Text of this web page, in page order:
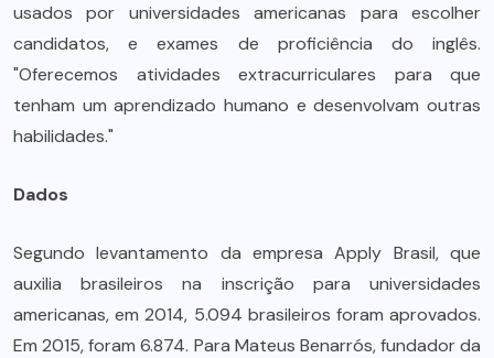
usados por universidades americanas para escolher
candidatos, e exames de proficiência do inglês.
"Oferecemos atividades extracurriculares para que
tenham um aprendizado humano e desenvolvam outras
habilidades."
Dados
Segundo levantamento da empresa Apply Brasil, que
auxilia brasileiros na inscrição para universidades
americanas, em 2014, 5.094 brasileiros foram aprovados.
Em 2015, foram 6.874. Para Mateus Benarrós, fundador da